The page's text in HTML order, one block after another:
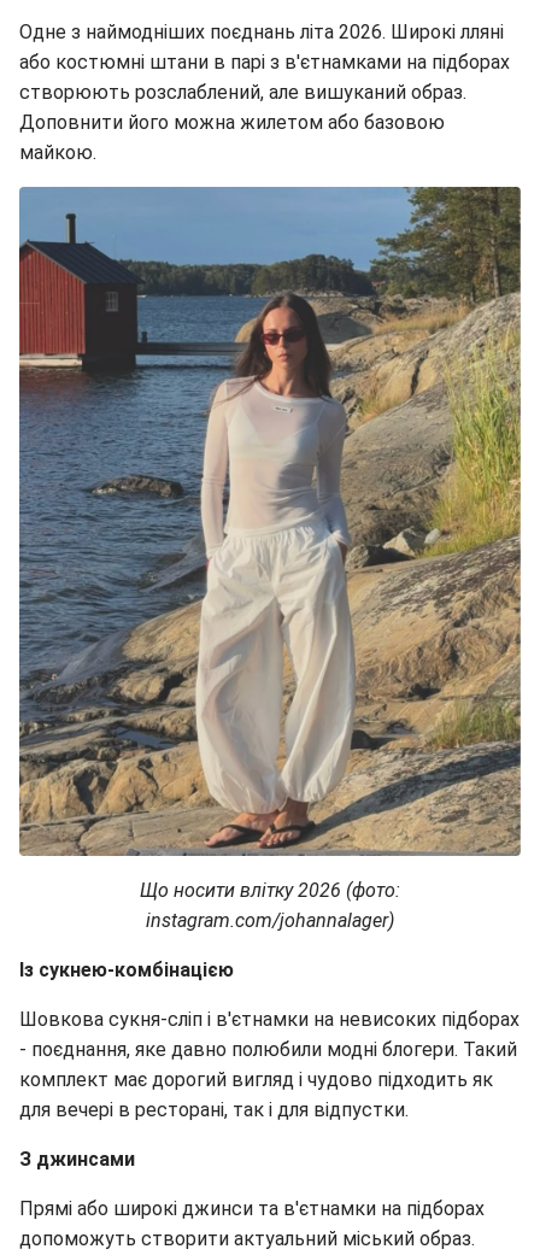
Одне з наймодніших поєднань літа 2026. Широкі лляні
або костюмні штани в парі з в'єтнамками на підборах
створюють розслаблений, але вишуканий образ.
Доповнити його можна жилетом або базовою
майкою.
Що носити влітку 2026 (фото:
instagram.com/johannalager)
Із сукнею-комбінацією
Шовкова сукня-сліп і в'єтнамки на невисоких підборах
- поєднання, яке давно полюбили модні блогери. Такий
комплект має дорогий вигляд і чудово підходить як
для вечері в ресторані, так і для відпустки.
З джинсами
Прямі або широкі джинси та в'єтнамки на підборах
допоможуть створити актуальний міський образ.